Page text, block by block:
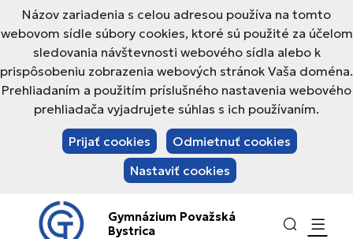
Názov zariadenia s celou adresou používa na tomto
webovom sídle súbory cookies, ktoré sú použité za účelom
sledovania návštevnosti webového sídla alebo k
prispôsobeniu zobrazenia webových stránok Vaša doména.
Prehliadaním a použitím príslušného nastavenia webového
prehliadača vyjadrujete súhlas s ich používaním.
Prijať cookies
Odmietnuť cookies
Nastaviť cookies
Gymnázium Považská
Bystrica